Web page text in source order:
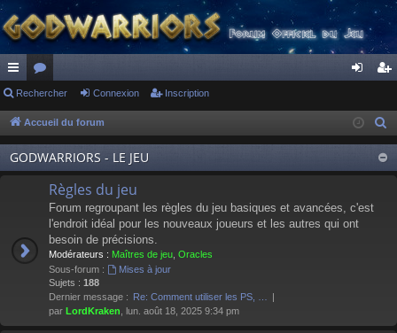
ac
co
ur
ci
or
u
m
s
ne
xi
on
cri
pti
on
Rechercher Connexion Inscription
Accueil du forum
GODWARRIORS - LE JEU
Règles du jeu
Forum regroupant les règles du jeu basiques et avancées, c'est
l'endroit idéal pour les nouveaux joueurs et les autres qui ont
besoin de précisions.
Modérateurs : Maîtres de jeu Oracles
Sous-forum :
Mises à jour
Sujets : 188
Dernier message : Re: Comment utiliser les PS, …
par LordKraken , lun. août 18, 2025 9:34 pm